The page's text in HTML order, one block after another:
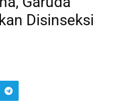
Disinseksi